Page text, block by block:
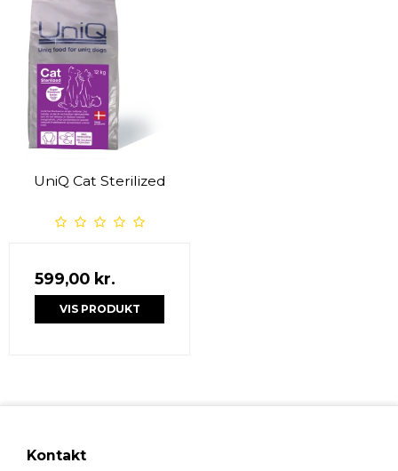
UniQ Cat Sterilized
599,00 kr.
VIS PRODUKT
Kontakt